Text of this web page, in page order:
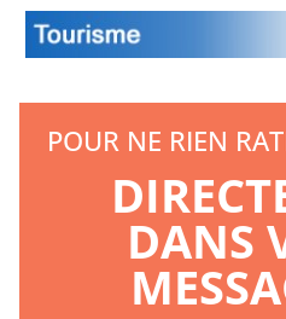
POUR NE RIEN
DANS